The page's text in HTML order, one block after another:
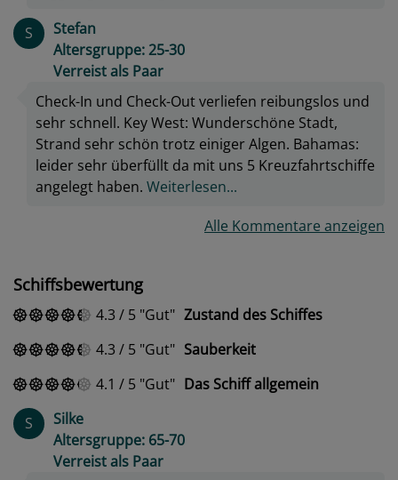
S
Stefan
Altersgruppe: 25-30
Verreist als Paar
Check-In und Check-Out verliefen reibungslos und
sehr schnell. Key West: Wunderschöne Stadt,
Strand sehr schön trotz einiger Algen. Bahamas:
leider sehr überfüllt da mit uns 5 Kreuzfahrtschiffe
angelegt haben. Weiterlesen...
Alle Kommentare anzeigen
Schiffsbewertung
4.3 / 5 Gut
Zustand des Schiffes
4.3 / 5 Gut
Sauberkeit
4.1 / 5 Gut
Das Schiff allgemein
S
Silke
Altersgruppe: 65-70
Verreist als Paar